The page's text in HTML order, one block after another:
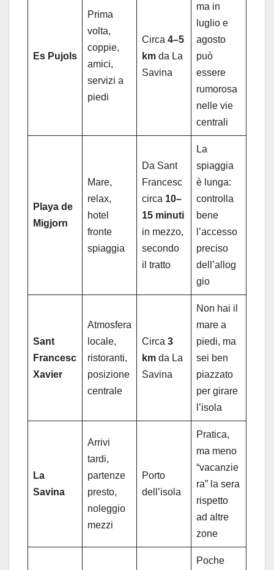
Es Pujols
Prima
volta,
coppie,
amici,
servizi a
piedi
Circa 4–5
km da La
Savina
ma in
luglio e
agosto
può
essere
rumorosa
nelle vie
centrali
Playa de
Migjorn
Mare,
relax,
hotel
fronte
spiaggia
Da Sant
Francesc
circa 10–
15 minuti
in mezzo,
secondo
il tratto
La
spiaggia
è lunga:
controlla
bene
l’accesso
preciso
dell’allog
gio
Sant
Francesc
Xavier
Atmosfera
locale,
ristoranti,
posizione
centrale
Circa 3
km da La
Savina
Non hai il
mare a
piedi, ma
sei ben
piazzato
per girare
l’isola
La
Savina
Arrivi
tardi,
partenze
presto,
noleggio
mezzi
Porto
dell’isola
Pratica,
ma meno
“vacanzie
ra” la sera
rispetto
ad altre
zone
Poche